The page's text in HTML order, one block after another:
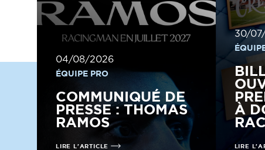
04/08/2026
ÉQUIPE PRO
COMMUNIQUÉ DE
PRESSE : THOMAS
RAMOS
LIRE L'ARTICLE
30/
À
LIRE